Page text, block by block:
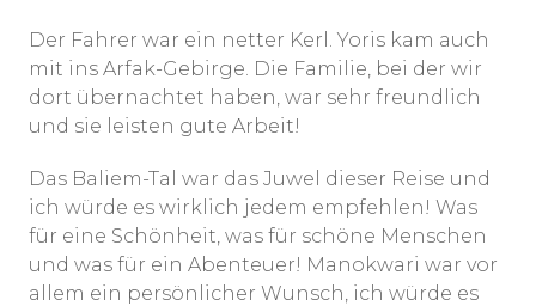
Der Fahrer war ein netter Kerl. Yoris kam auch
mit ins Arfak-Gebirge. Die Familie, bei der wir
dort übernachtet haben, war sehr freundlich
und sie leisten gute Arbeit!
Das Baliem-Tal war das Juwel dieser Reise und
ich würde es wirklich jedem empfehlen! Was
für eine Schönheit, was für schöne Menschen
und was für ein Abenteuer! Manokwari war vor
allem ein persönlicher Wunsch, ich würde es